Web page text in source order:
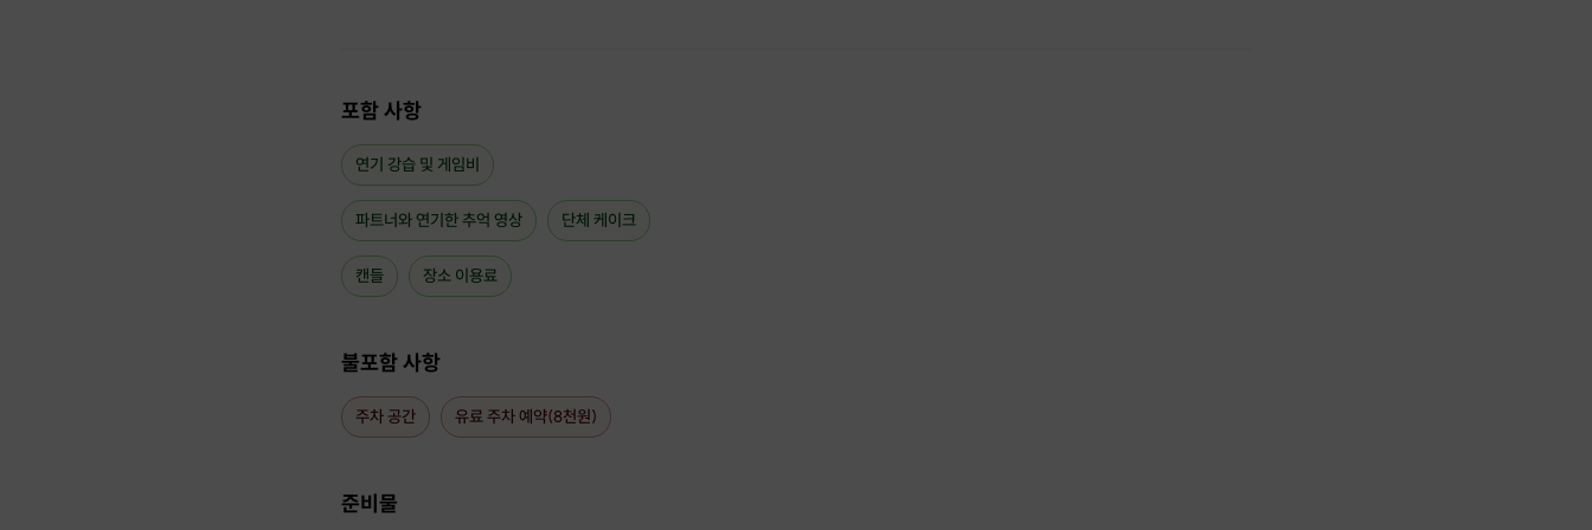
4. 화이트데이 때 소중한 추억을 남기고 싶으신 분
포함 사항
연기 강습 및 게임비
파트너와 연기한 추억 영상 단체 케이크
캔들 장소 이용료
불포함 사항
주차 공간 유료 주차 예약(8천원)
준비물